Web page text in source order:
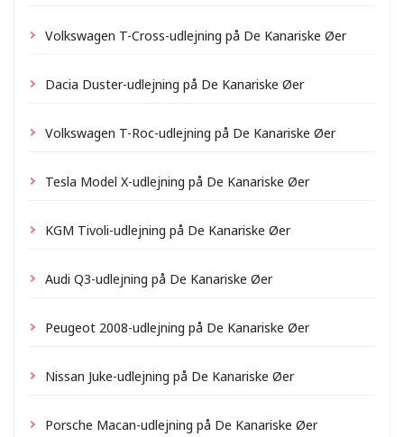
Volkswagen T-Cross-udlejning på De Kanariske Øer
Dacia Duster-udlejning på De Kanariske Øer
Volkswagen T-Roc-udlejning på De Kanariske Øer
Tesla Model X-udlejning på De Kanariske Øer
KGM Tivoli-udlejning på De Kanariske Øer
Audi Q3-udlejning på De Kanariske Øer
Peugeot 2008-udlejning på De Kanariske Øer
Nissan Juke-udlejning på De Kanariske Øer
Porsche Macan-udlejning på De Kanariske Øer